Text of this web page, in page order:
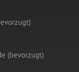
(bevorzugt)